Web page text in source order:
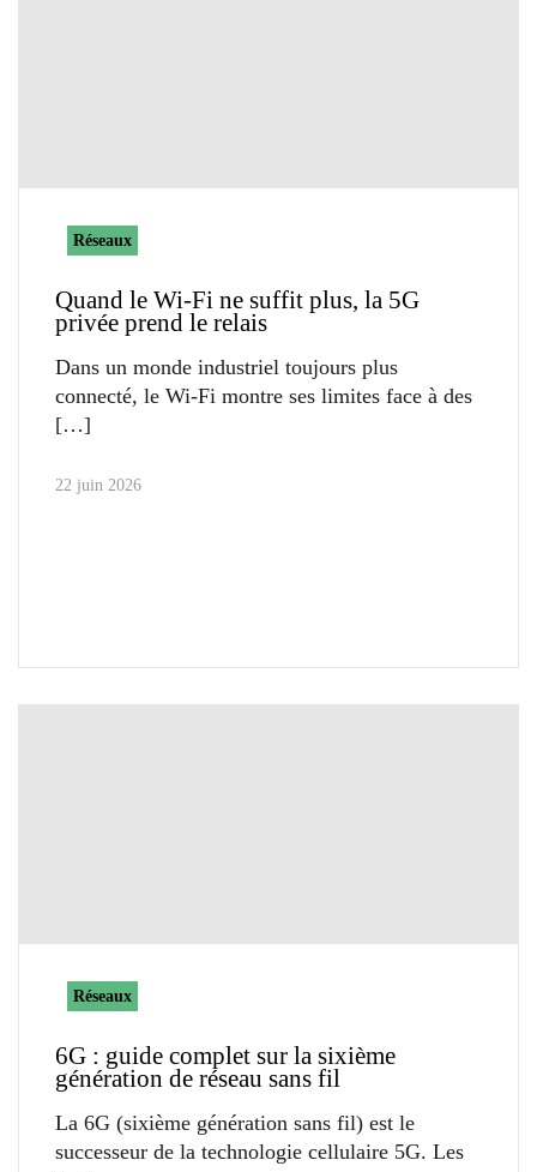
Réseaux
Quand le Wi-Fi ne suffit plus, la 5G
privée prend le relais
Dans un monde industriel toujours plus
connecté, le Wi-Fi montre ses limites face à des
22 juin 2026
Réseaux
6G : guide complet sur la sixième
génération de réseau sans fil
La 6G (sixième génération sans fil) est le
successeur de la technologie cellulaire 5G. Les